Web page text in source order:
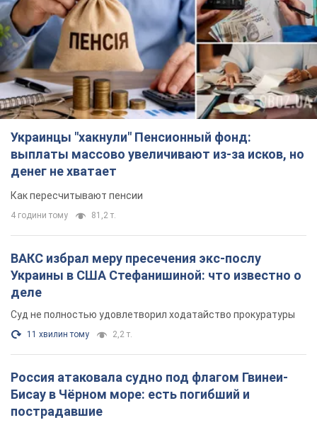
Украинцы "хакнули" Пенсионный фонд:
выплаты массово увеличивают из-за исков, но
денег не хватает
Как пересчитывают пенсии
4 години тому 81,2 т.
ВАКС избрал меру пресечения экс-послу
Украины в США Стефанишиной: что известно о
деле
Суд не полностью удовлетворил ходатайство прокуратуры
11 хвилин тому 2,2 т.
Россия атаковала судно под флагом Гвинеи-
Бисау в Чёрном море: есть погибший и
пострадавшие